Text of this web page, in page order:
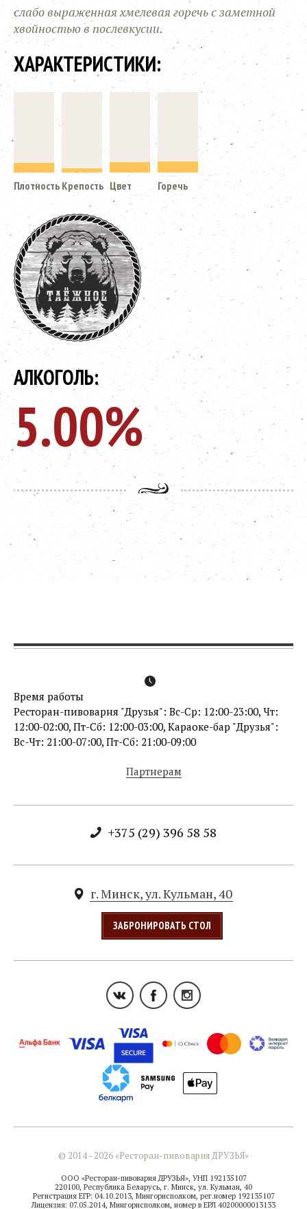
слабо выраженная хмелевая горечь с заметной
хвойностью в послевкусии.
ХАРАКТЕРИСТИКИ:
Плотность Крепость Цвет Горечь
АЛКОГОЛЬ:
5.00%
Время работы
Ресторан-пивоварня "Друзья": Вс-Ср: 12:00-23:00, Чт:
12:00-02:00, Пт-Сб: 12:00-03:00, Караоке-бар "Друзья":
Вс-Чт: 21:00-07:00, Пт-Сб: 21:00-09:00
Партнерам
+375 (29) 396 58 58
г. Минск, ул. Кульман, 40
ЗАБРОНИРОВАТЬ СТОЛ
© 2014 - 2026 «Ресторан-пивоварня ДРУЗЬЯ»
ООО «Ресторан-пивоварня ДРУЗЬЯ», УНП 192135107
220100, Республика Беларусь, г. Минск, ул. Кульман, 40
Регистрация ЕГР: 04.10.2013, Мингорисполком, рег.номер 192135107
Лицензия: 07.05.2014, Мингорисполком, номер в ЕРЛ 40200000013133